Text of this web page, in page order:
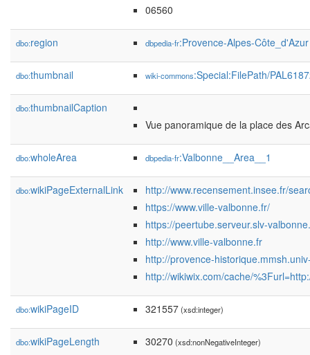
06560
dbo:region dbpedia-fr:Provence-Alpes-Côte_d'Azur
dbo:thumbnail wiki-commons:Special:FilePath/
dbo:thumbnailCaption
Vue panoramique de la place des
dbo:wholeArea dbpedia-fr:Valbonne__Area__1
dbo:wikiPageExternalLink
http://www.recensement.insee.fr/
https://www.ville-valbonne.fr/
https://peertube.serveur.slv-
http://www.ville-valbonne.fr
http://provence-
http://wikiwix.com/cache/
dbo:wikiPageID 321557(xsd:integer)
dbo:wikiPageLength 30270 (xsd:nonNegativeInteger)